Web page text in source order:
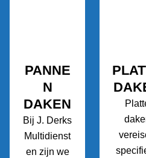
PANNE
N
DAKEN
Bij J. Derks
Multidienst
en zijn we